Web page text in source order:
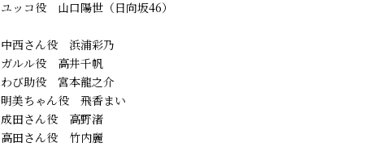
ユッコ役 山口陽世（日向坂46）
中西さん役 浜浦彩乃
ガルル役 高井千帆
わび助役 宮本龍之介
明美ちゃん役 飛香まい
成田さん役 高野渚
高田さん役 竹内麗